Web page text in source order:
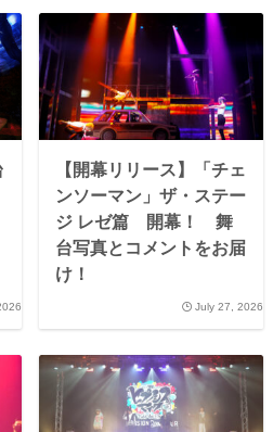
【開幕リリース】「チェ
ンソーマン」ザ・ステー
ジ レゼ篇 開幕！ 舞
台写真とコメントをお届
け！
July 27, 2026